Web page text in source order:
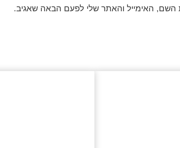
השם, האימייל והאתר שלי לפעם הבאה שאגיב.